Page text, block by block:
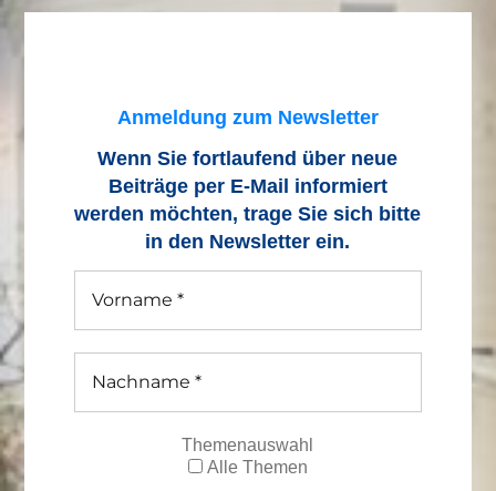
Anmeldung zum Newsletter
Wenn Sie fortlaufend über neue
Beiträge per E-Mail informiert
werden möchten, trage Sie sich bitte
in den Newsletter ein.
Themenauswahl
Alle Themen